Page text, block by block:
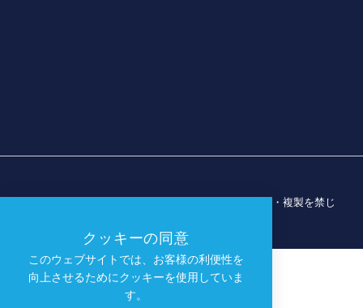
© 2026 ダラス・スポーツ・コミッション。無断転載・複製を禁じ
クッキーの同意
このウェブサイトでは、お客様の利便性を
向上させるためにクッキーを使用していま
す。